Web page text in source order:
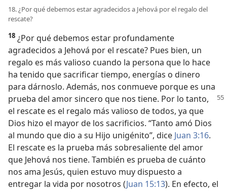
18. ¿Por qué debemos estar agradecidos a Jehová por el regalo del
rescate?
18 ¿Por qué debemos estar profundamente
agradecidos a Jehová por el rescate? Pues bien, un
regalo es más valioso cuando la persona que lo hace
ha tenido que sacrificar tiempo, energías o dinero
para dárnoslo. Además, nos conmueve porque es una
prueba del amor sincero que nos tiene. Por lo tanto,
el rescate es el regalo más valioso de todos, ya que
Dios hizo el mayor de los sacrificios. “Tanto amó Dios
al mundo que dio a su Hijo unigénito”, dice Juan 3:16.
El rescate es la prueba más sobresaliente del amor
que Jehová nos tiene. También es prueba de cuánto
nos ama Jesús, quien estuvo muy dispuesto a
entregar la vida por nosotros (Juan 15:13). En efecto, el